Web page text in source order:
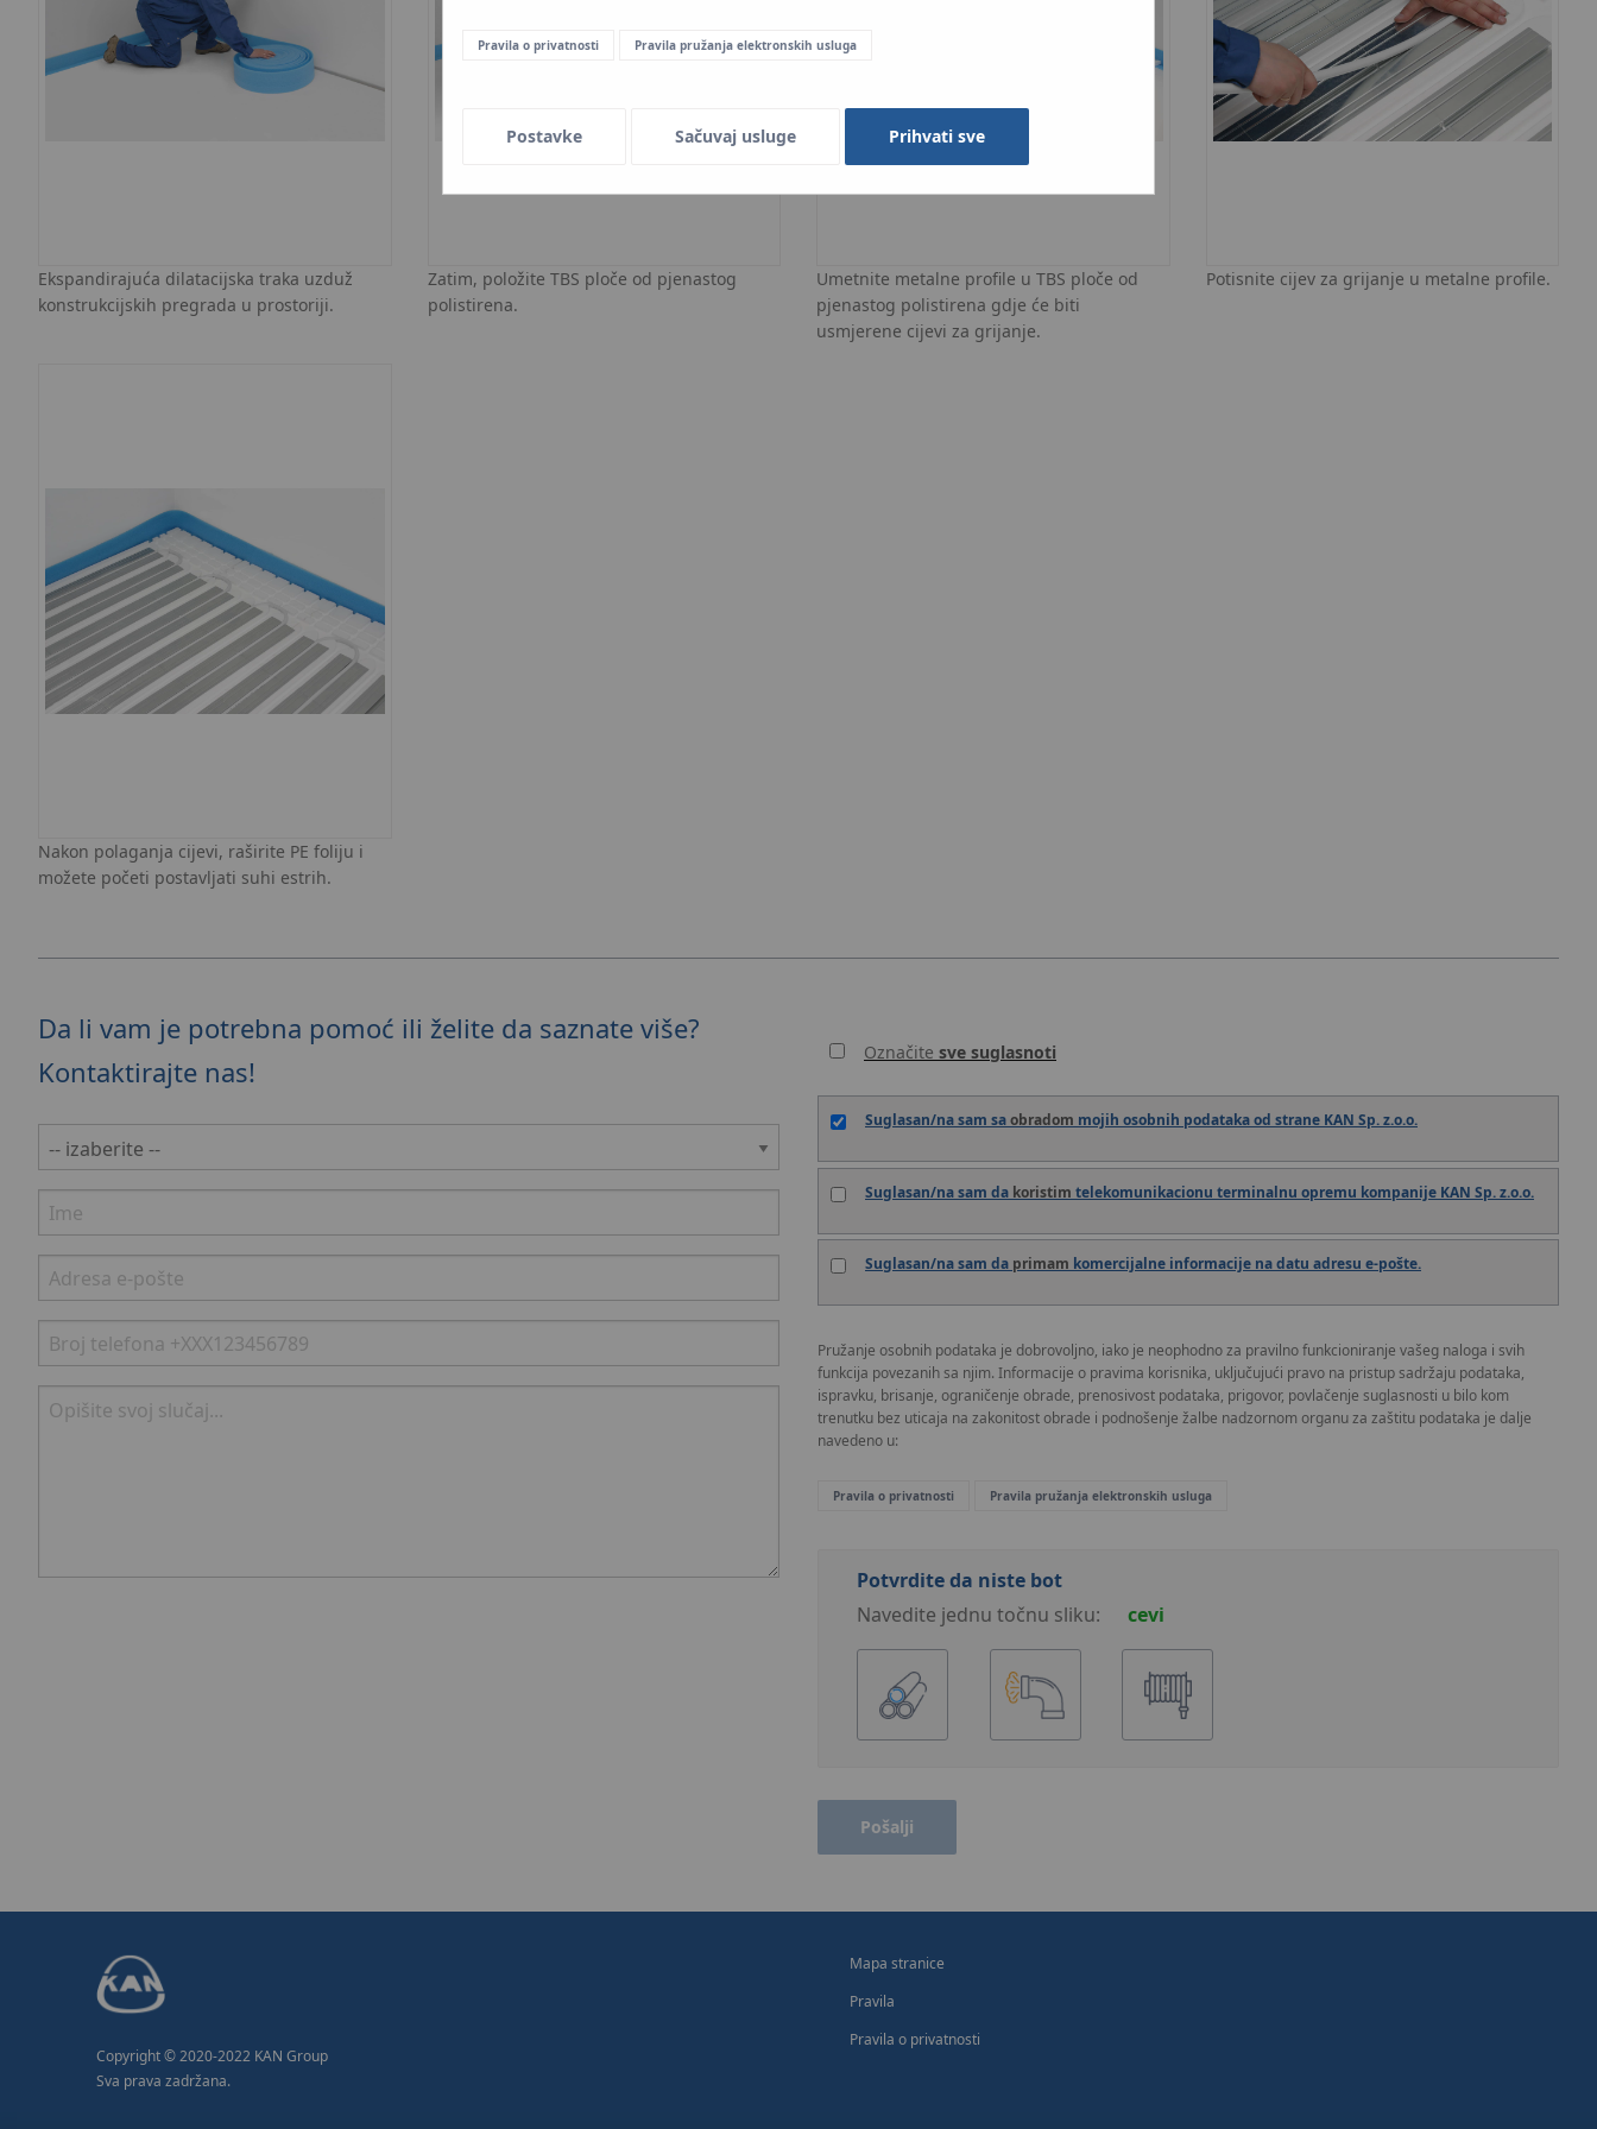
Ekspandirajuća dilatacijska traka uzduž
konstrukcijskih pregrada u prostoriji.
Zatim, položite TBS ploče od pjenastog
polistirena.
Umetnite metalne profile u TBS ploče od
pjenastog polistirena gdje će biti
usmjerene cijevi za grijanje.
Potisnite cijev za grijanje u metalne profile.
Nakon polaganja cijevi, raširite PE foliju i
možete početi postavljati suhi estrih.
Da li vam je potrebna pomoć ili želite da saznate više?
Kontaktirajte nas!
Označite sve suglasnoti
Suglasan/na sam saobradom mojih osobnih podataka od strane KAN Sp. z.o.o.
Suglasan/na sam da koristim telekomunikacionu terminalnu opremu kompanije KAN Sp. z.o.o.
Suglasan/na sam da primam komercijalne informacije na datu adresu e-pošte.
Pružanje osobnih podataka je dobrovoljno, iako je neophodno za pravilno funkcioniranje vašeg naloga i svih
funkcija povezanih sa njim. Informacije o pravima korisnika, uključujući pravo na pristup sadržaju podataka,
ispravku, brisanje, ograničenje obrade, prenosivost podataka, prigovor, povlačenje suglasnosti u bilo kom
trenutku bez uticaja na zakonitost obrade i podnošenje žalbe nadzornom organu za zaštitu podataka je dalje
navedeno u:
Pravila o privatnosti Pravila pružanja elektronskih usluga
Potvrdite da niste bot
Navedite jednu točnu sliku:
cevi
Pošalji
Copyright © 2020-2022 KAN Group
Sva prava zadržana.
Mapa stranice
Pravila
Pravila o privatnosti
Pravila o privatnosti Pravila pružanja elektronskih usluga
Postavke Sačuvaj usluge Prihvati sve